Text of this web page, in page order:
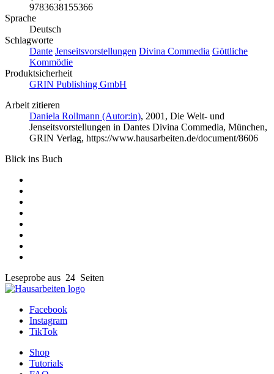
9783638155366
Sprache
Deutsch
Schlagworte
Dante Jenseitsvorstellungen Divina Commedia Göttliche
Kommödie
Produktsicherheit
GRIN Publishing GmbH
Arbeit zitieren
Daniela Rollmann (Autor:in), 2001, Die Welt- und
Jenseitsvorstellungen in Dantes Divina Commedia, München,
GRIN Verlag, https://www.hausarbeiten.de/document/8606
Blick ins Buch
Leseprobe aus 24 Seiten
Facebook
Instagram
TikTok
Shop
Tutorials